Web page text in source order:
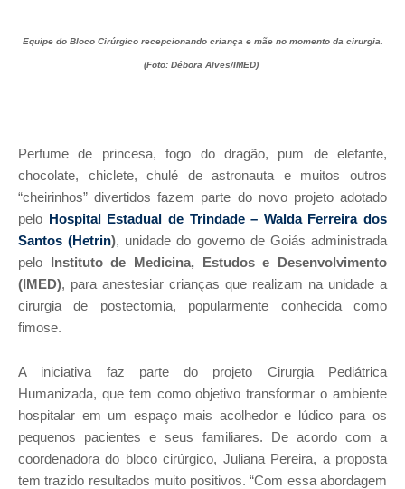
Equipe do Bloco Cirúrgico recepcionando criança e mãe no momento da cirurgia.
(Foto: Débora Alves/IMED)
Perfume de princesa, fogo do dragão, pum de elefante,
chocolate, chiclete, chulé de astronauta e muitos outros
“cheirinhos” divertidos fazem parte do novo projeto adotado
pelo Hospital Estadual de Trindade – Walda Ferreira dos
Santos (Hetrin), unidade do governo de Goiás administrada
pelo Instituto de Medicina, Estudos e Desenvolvimento
(IMED), para anestesiar crianças que realizam na unidade a
cirurgia de postectomia, popularmente conhecida como
fimose.
A iniciativa faz parte do projeto Cirurgia Pediátrica
Humanizada, que tem como objetivo transformar o ambiente
hospitalar em um espaço mais acolhedor e lúdico para os
pequenos pacientes e seus familiares. De acordo com a
coordenadora do bloco cirúrgico, Juliana Pereira, a proposta
tem trazido resultados muito positivos. “Com essa abordagem